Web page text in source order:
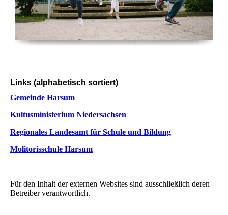
Links (alphabetisch sortiert)
Gemeinde Harsum
Kultusministerium Niedersachsen
Regionales Landesamt für Schule und Bildung
Molitorisschule Harsum
Für den Inhalt der externen Websites sind ausschließlich deren
Betreiber verantwortlich.